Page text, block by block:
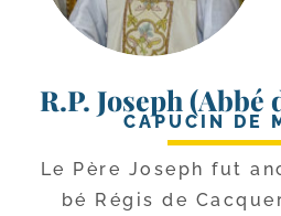
R.P. Joseph (Abbé
CAPUCIN DE
Le Père Joseph fut
bé Régis de